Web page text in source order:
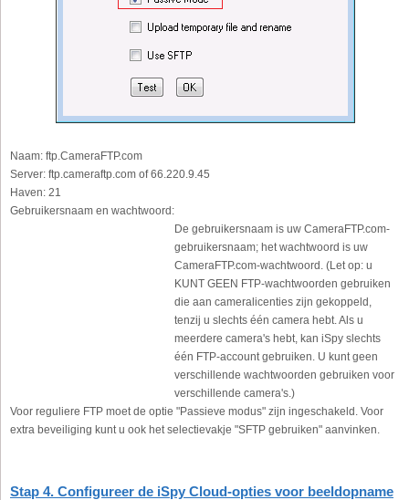
Naam: ftp.CameraFTP.com
Server: ftp.cameraftp.com of 66.220.9.45
Haven: 21
Gebruikersnaam en wachtwoord:
De gebruikersnaam is uw CameraFTP.com-
gebruikersnaam; het wachtwoord is uw
CameraFTP.com-wachtwoord. (Let op: u
KUNT GEEN FTP-wachtwoorden gebruiken
die aan cameralicenties zijn gekoppeld,
tenzij u slechts één camera hebt. Als u
meerdere camera's hebt, kan iSpy slechts
één FTP-account gebruiken. U kunt geen
verschillende wachtwoorden gebruiken voor
verschillende camera's.)
Voor reguliere FTP moet de optie "Passieve modus" zijn ingeschakeld. Voor
extra beveiliging kunt u ook het selectievakje "SFTP gebruiken" aanvinken.
Stap 4. Configureer de iSpy Cloud-opties voor beeldopname